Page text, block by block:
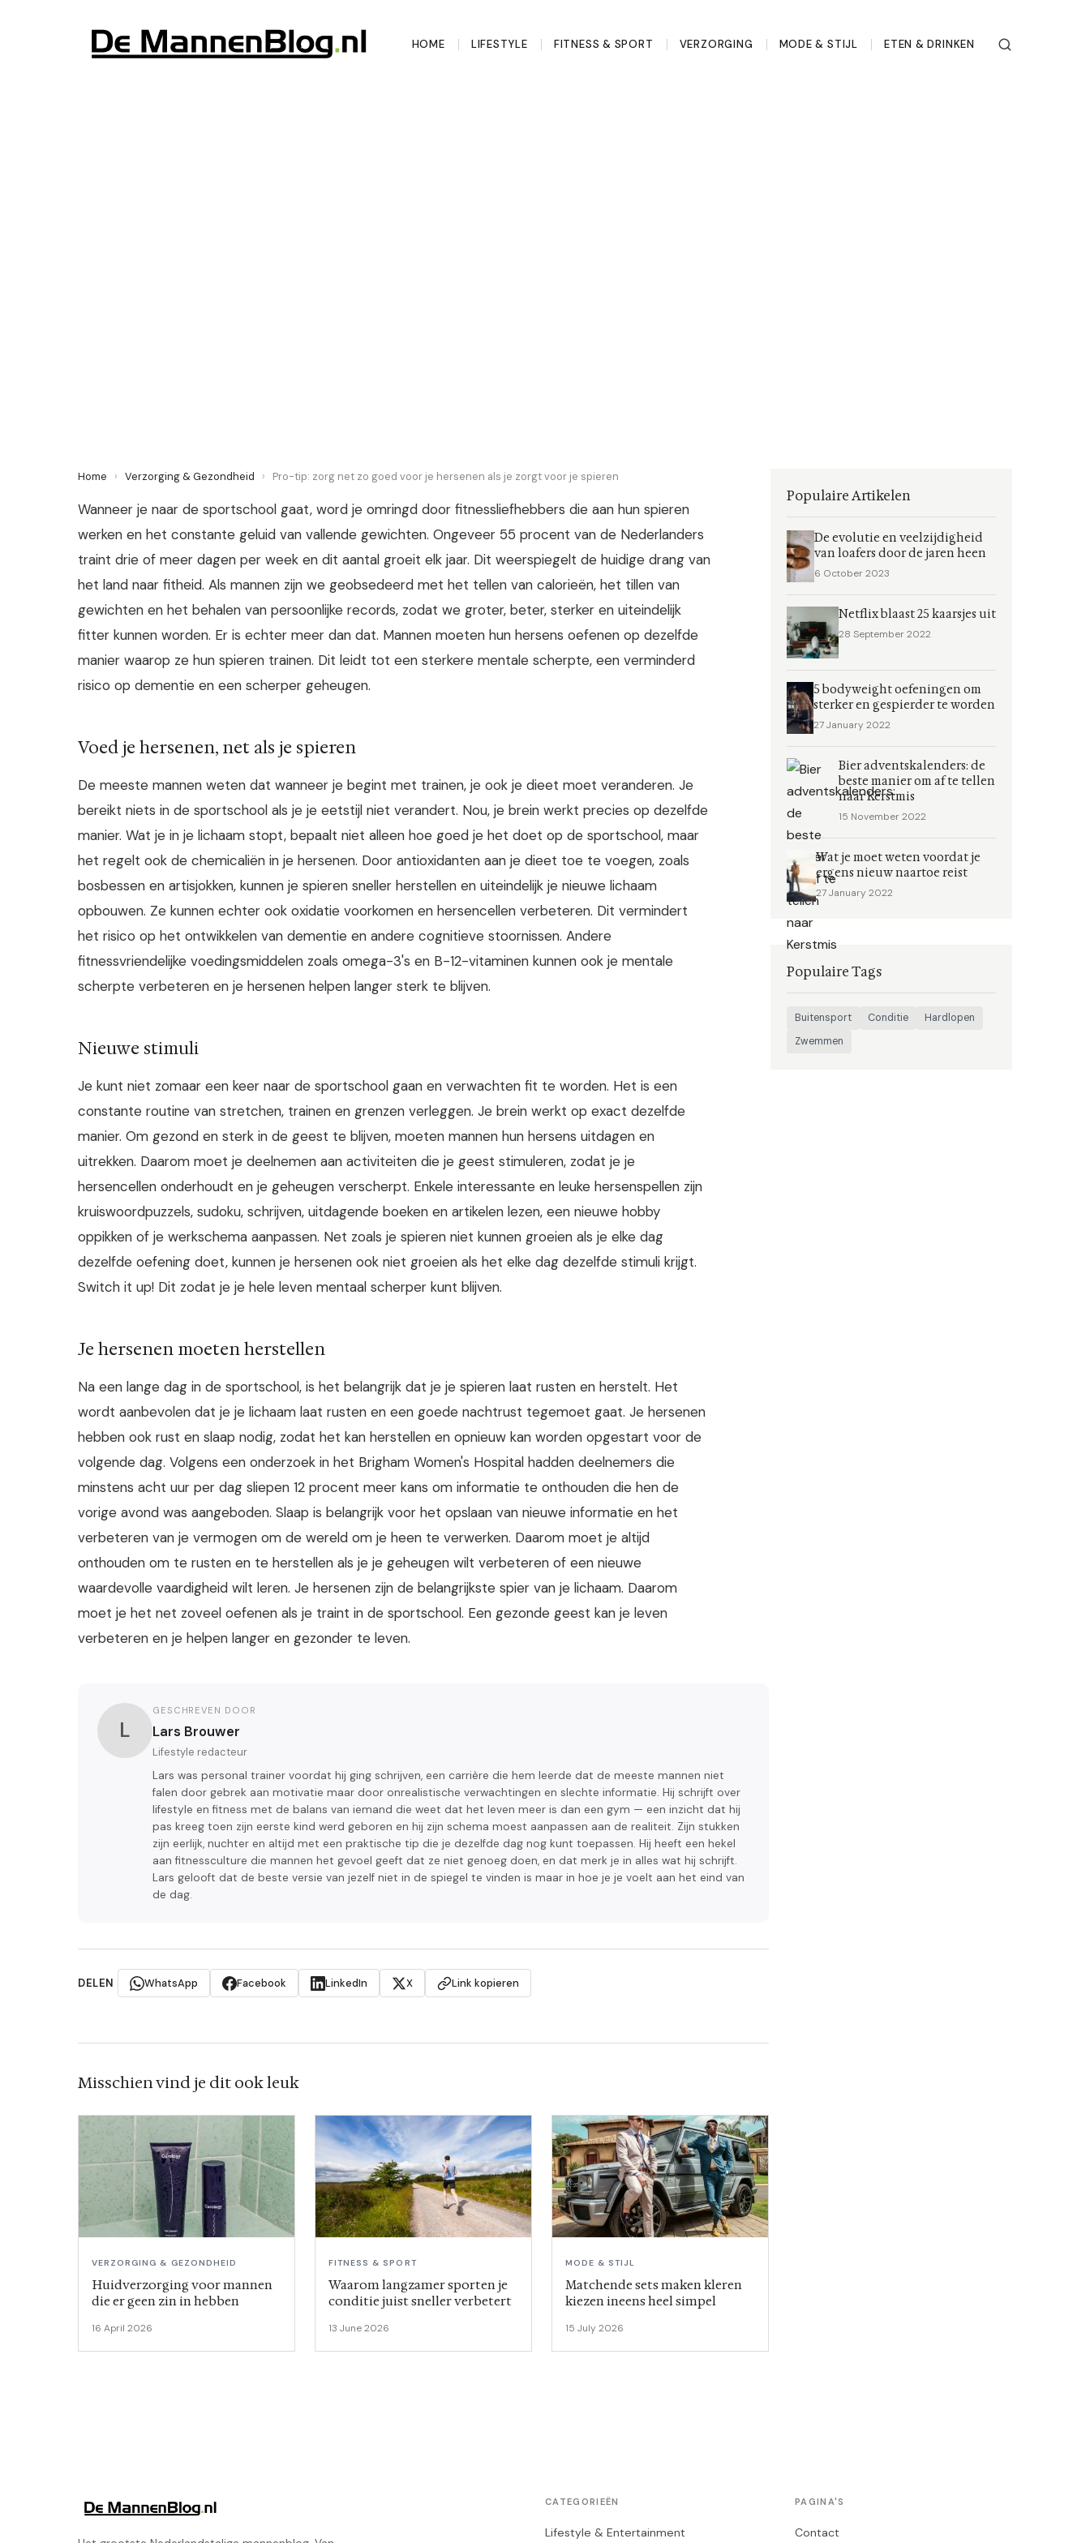
HOME LIFESTYLE FITNESS & SPORT VERZORGING MODE & STIJL ETEN & DRINKEN
Home › Verzorging & Gezondheid › Pro-tip: zorg net zo goed voor je hersenen als je zorgt voor je spieren
Wanneer je naar de sportschool gaat, word je omringd door fitnessliefhebbers die aan hun spieren
werken en het constante geluid van vallende gewichten. Ongeveer 55 procent van de Nederlanders
traint drie of meer dagen per week en dit aantal groeit elk jaar. Dit weerspiegelt de huidige drang van
het land naar fitheid. Als mannen zijn we geobsedeerd met het tellen van calorieën, het tillen van
gewichten en het behalen van persoonlijke records, zodat we groter, beter, sterker en uiteindelijk
fitter kunnen worden. Er is echter meer dan dat. Mannen moeten hun hersens oefenen op dezelfde
manier waarop ze hun spieren trainen. Dit leidt tot een sterkere mentale scherpte, een verminderd
risico op dementie en een scherper geheugen.
Voed je hersenen, net als je spieren
De meeste mannen weten dat wanneer je begint met trainen, je ook je dieet moet veranderen. Je
bereikt niets in de sportschool als je je eetstijl niet verandert. Nou, je brein werkt precies op dezelfde
manier. Wat je in je lichaam stopt, bepaalt niet alleen hoe goed je het doet op de sportschool, maar
het regelt ook de chemicaliën in je hersenen. Door antioxidanten aan je dieet toe te voegen, zoals
bosbessen en artisjokken, kunnen je spieren sneller herstellen en uiteindelijk je nieuwe lichaam
opbouwen. Ze kunnen echter ook oxidatie voorkomen en hersencellen verbeteren. Dit vermindert
het risico op het ontwikkelen van dementie en andere cognitieve stoornissen. Andere
fitnessvriendelijke voedingsmiddelen zoals omega-3's en B-12-vitaminen kunnen ook je mentale
scherpte verbeteren en je hersenen helpen langer sterk te blijven.
Nieuwe stimuli
Je kunt niet zomaar een keer naar de sportschool gaan en verwachten fit te worden. Het is een
constante routine van stretchen, trainen en grenzen verleggen. Je brein werkt op exact dezelfde
manier. Om gezond en sterk in de geest te blijven, moeten mannen hun hersens uitdagen en
uitrekken. Daarom moet je deelnemen aan activiteiten die je geest stimuleren, zodat je je
hersencellen onderhoudt en je geheugen verscherpt. Enkele interessante en leuke hersenspellen zijn
kruiswoordpuzzels, sudoku, schrijven, uitdagende boeken en artikelen lezen, een nieuwe hobby
oppikken of je werkschema aanpassen. Net zoals je spieren niet kunnen groeien als je elke dag
dezelfde oefening doet, kunnen je hersenen ook niet groeien als het elke dag dezelfde stimuli krijgt.
Switch it up! Dit zodat je je hele leven mentaal scherper kunt blijven.
Je hersenen moeten herstellen
Na een lange dag in de sportschool, is het belangrijk dat je je spieren laat rusten en herstelt. Het
wordt aanbevolen dat je je lichaam laat rusten en een goede nachtrust tegemoet gaat. Je hersenen
hebben ook rust en slaap nodig, zodat het kan herstellen en opnieuw kan worden opgestart voor de
volgende dag. Volgens een onderzoek in het Brigham Women's Hospital hadden deelnemers die
minstens acht uur per dag sliepen 12 procent meer kans om informatie te onthouden die hen de
vorige avond was aangeboden. Slaap is belangrijk voor het opslaan van nieuwe informatie en het
verbeteren van je vermogen om de wereld om je heen te verwerken. Daarom moet je altijd
onthouden om te rusten en te herstellen als je je geheugen wilt verbeteren of een nieuwe
waardevolle vaardigheid wilt leren. Je hersenen zijn de belangrijkste spier van je lichaam. Daarom
moet je het net zoveel oefenen als je traint in de sportschool. Een gezonde geest kan je leven
verbeteren en je helpen langer en gezonder te leven.
L
GESCHREVEN DOOR
Lars Brouwer
Lifestyle redacteur
Lars was personal trainer voordat hij ging schrijven, een carrière die hem leerde dat de meeste mannen niet
falen door gebrek aan motivatie maar door onrealistische verwachtingen en slechte informatie. Hij schrijft over
lifestyle en fitness met de balans van iemand die weet dat het leven meer is dan een gym — een inzicht dat hij
pas kreeg toen zijn eerste kind werd geboren en hij zijn schema moest aanpassen aan de realiteit. Zijn stukken
zijn eerlijk, nuchter en altijd met een praktische tip die je dezelfde dag nog kunt toepassen. Hij heeft een hekel
aan fitnessculture die mannen het gevoel geeft dat ze niet genoeg doen, en dat merk je in alles wat hij schrijft.
Lars gelooft dat de beste versie van jezelf niet in de spiegel te vinden is maar in hoe je je voelt aan het eind van
de dag.
DELEN WhatsApp Facebook LinkedIn X Link kopieren
Misschien vind je dit ook leuk
VERZORGING & GEZONDHEID
Huidverzorging voor mannen
die er geen zin in hebben
16 April 2026
FITNESS & SPORT
Waarom langzamer sporten je
conditie juist sneller verbetert
13 June 2026
MODE & STIJL
Matchende sets maken kleren
kiezen ineens heel simpel
15 July 2026
Populaire Artikelen
De evolutie en veelzijdigheid
van loafers door de jaren heen
6 October 2023
Netflix blaast 25 kaarsjes uit
28 September 2022
5 bodyweight oefeningen om
sterker en gespierder te worden
27 January 2022
Bier adventskalenders: de
beste manier om af te tellen
naar Kerstmis
15 November 2022
Wat je moet weten voordat je
ergens nieuw naartoe reist
27 January 2022
Populaire Tags
Buitensport Conditie
Hardlopen
Zwemmen
CATEGORIEËN
Lifestyle & Entertainment
PAGINA'S
Contact